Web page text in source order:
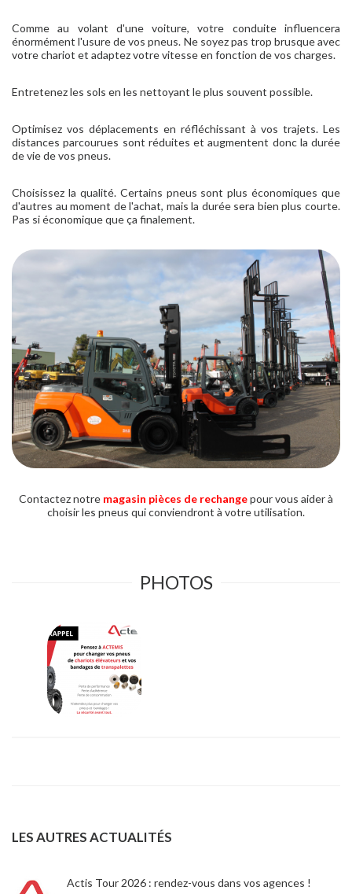
Comme au volant d'une voiture, votre conduite influencera
énormément l'usure de vos pneus. Ne soyez pas trop brusque avec
votre chariot et adaptez votre vitesse en fonction de vos charges.
Entretenez les sols en les nettoyant le plus souvent possible.
Optimisez vos déplacements en réfléchissant à vos trajets. Les
distances parcourues sont réduites et augmentent donc la durée
de vie de vos pneus.
Choisissez la qualité. Certains pneus sont plus économiques que
d'autres au moment de l'achat, mais la durée sera bien plus courte.
Pas si économique que ça finalement.
Contactez notre magasin pièces de rechangepour vous aider à
choisir les pneus qui conviendront à votre utilisation.
PHOTOS
LES AUTRES ACTUALITÉS
Actis Tour 2026 : rendez-vous dans vos agences !